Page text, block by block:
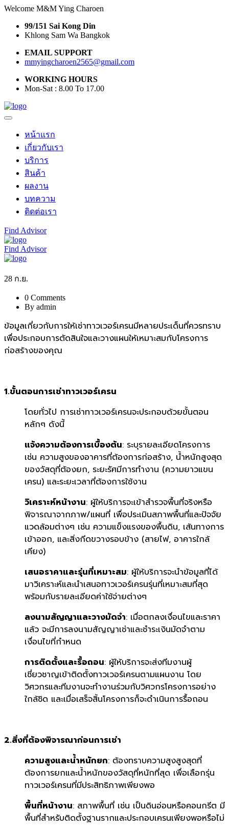
Welcome M&M Ying Charoen
99/151 Sai Kong Din
Khlong Sam Wa Bangkok
EMAIL SUPPORT
mmyingcharoen2565@gmail.com
WORKING HOURS
Mon-Sat : 8.00 To 17.00
หน้าแรก
เกี่ยวกับเรา
บริการ
สินค้า
ผลงาน
บทความ
ติดต่อเรา
Find Advisor
Find Advisor
28 ก.ย.
0 Comments
By admin
ข้อมูลเกี่ยวกับการให้เช่าทาวเวอร์เครนมีหลายประเด็นที่ควรทราบ
เพื่อประกอบการตัดสินใจและวางแผนให้เหมาะสมกับโครงการ
ก่อสร้างของคุณ
1.ขั้นตอนการเช่าทาวเวอร์เครน
โดยทั่วไป การเช่าทาวเวอร์เครนจะประกอบด้วยขั้นตอน
หลักๆ ดังนี้
แจ้งความต้องการเบื้องต้น: ระบุรายละเอียดโครงการ
เช่น ความสูงของอาคารที่ต้องการก่อสร้าง, น้ำหนักสูงสุด
ของวัสดุที่ต้องยก, ระยะรัศมีการทำงาน (ความยาวแขน
เครน) และระยะเวลาที่ต้องการใช้งาน
วิเคราะห์หน้างาน: ผู้ให้บริการจะเข้าสำรวจพื้นที่จริงหรือ
พิจารณาจากภาพ/แผนที่ เพื่อประเมินสภาพพื้นที่และปัจจัย
แวดล้อมต่างๆ เช่น ความแข็งแรงของพื้นดิน, เส้นทางการ
เข้าออก, และสิ่งกีดขวางรอบข้าง (สายไฟ, อาคารใกล้
เคียง)
เสนอราคาและรุ่นที่เหมาะสม: ผู้ให้บริการจะนำข้อมูลที่ได้
มาวิเคราะห์และนำเสนอทาวเวอร์เครนรุ่นที่เหมาะสมที่สุด
พร้อมกับรายละเอียดค่าใช้จ่ายต่างๆ
ลงนามสัญญาและวางมัดจำ: เมื่อตกลงเงื่อนไขและราคา
แล้ว จะมีการลงนามสัญญาเช่าและชำระเงินมัดจำตาม
เงื่อนไขที่กำหนด
การติดตั้งและรื้อถอน: ผู้ให้บริการจะส่งทีมงานผู้
เชี่ยวชาญเข้าติดตั้งทาวเวอร์เครนตามแผนงาน โดย
วิศวกรและทีมงานจะทำงานร่วมกับวิศวกรโครงการอย่าง
ใกล้ชิด และเมื่อเสร็จสิ้นโครงการก็จะดำเนินการรื้อถอน
2.สิ่งที่ต้องพิจารณาก่อนการเช่า
ความสูงและน้ำหนักยก: ต้องทราบความสูงสูงสุดที่
ต้องการยกและน้ำหนักของวัสดุที่หนักที่สุด เพื่อเลือกรุ่น
ทาวเวอร์เครนที่มีประสิทธิภาพเพียงพอ
พื้นที่หน้างาน: สภาพพื้นที่ เช่น เป็นดินอ่อนหรือคอนกรีต มี
พื้นที่สำหรับติดตั้งฐานรากและประกอบเครนเพียงพอหรือไม่